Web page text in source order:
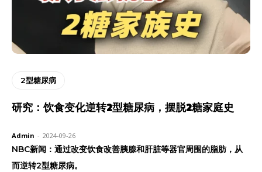
2型糖尿病
研究：饮食变化逆转2型糖尿病，摆脱2糖家庭史
Admin - 2024-09-26
NBC新闻：通过改变饮食改善胰腺和肝脏等器官周围的脂肪，从
而逆转2型糖尿病。